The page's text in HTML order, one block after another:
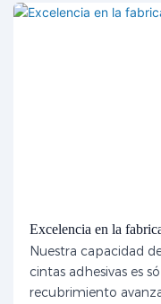
Excelencia en la
Nuestra capacidad
cintas adhesivas es
recubrimiento